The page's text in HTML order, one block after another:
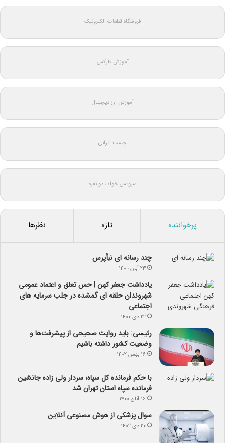
فروشگاه قطعات الکترونیک
آموزش فارکس
آموزش ارز دیجیتال
چسب ایرانی
سرویس خواب دو نفره
پرخواننده تازه نظرها
چند رسانه ای نبأپرس
۲۳ آبان ۱۴۰۰
یادداشت جعفر کهن | حس تعلق و اعتماد عمومی
شهروندان حلقه ای گمشده در جلب سرمایه های
اجتماعی
۲۲ دی ۱۴۰۰
رئیسی: باید روایت صحیحی از پیشرفت‌ها و
وضعیت کشور داشته باشیم
۱۶ بهمن ۱۴۰۲
با حکم فرمانده کل سپاه؛ سردار ولی زاده جانشین
فرمانده سپاه استان تهران شد
۱۶ آبان ۱۴۰۰
سوال پزشکی از هوش مصنوعی آنلاین
۲۰ دی ۱۴۰۲